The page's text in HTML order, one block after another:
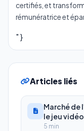
certifiés, et
rémunératrice et
" }
Articles liés
Marché
le jeu vidéo
5 min